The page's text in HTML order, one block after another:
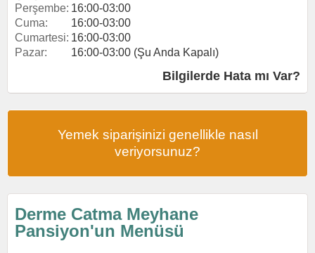
Perşembe: 16:00-03:00
Cuma:
16:00-03:00
Cumartesi: 16:00-03:00
Pazar:
16:00-03:00 (Şu Anda Kapalı)
Bilgilerde Hata mı Var?
Yemek siparişinizi genellikle nasıl
veriyorsunuz?
Derme Catma Meyhane
Pansiyon'un Menüsü